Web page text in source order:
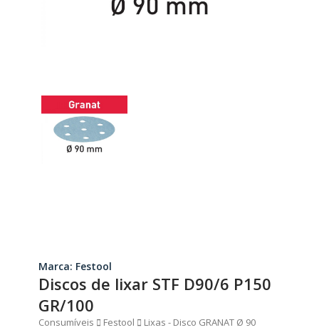
Marca: Festool
Discos de lixar STF D90/6 P150
GR/100
Consumíveis Festool
Lixas - Disco GRANAT Ø 90